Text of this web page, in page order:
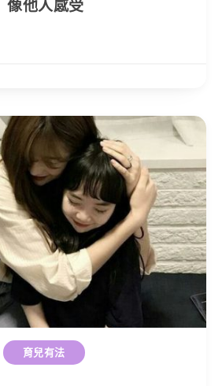
像他人感受
育兒有法